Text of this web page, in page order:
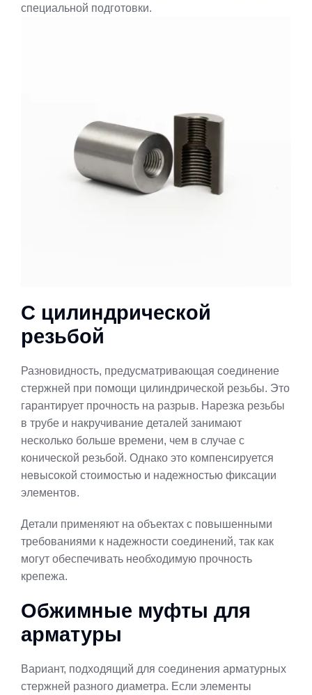
специальной подготовки.
С цилиндрической
резьбой
Разновидность, предусматривающая соединение
стержней при помощи цилиндрической резьбы. Это
гарантирует прочность на разрыв. Нарезка резьбы
в трубе и накручивание деталей занимают
несколько больше времени, чем в случае с
конической резьбой. Однако это компенсируется
невысокой стоимостью и надежностью фиксации
элементов.
Детали применяют на объектах с повышенными
требованиями к надежности соединений, так как
могут обеспечивать необходимую прочность
крепежа.
Обжимные муфты для
арматуры
Вариант, подходящий для соединения арматурных
стержней разного диаметра. Если элементы